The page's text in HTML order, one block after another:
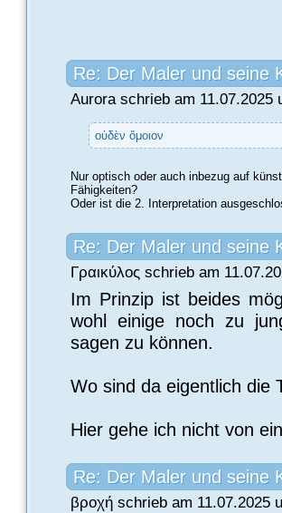
Re: Der Maler und seine
Aurora schrieb am 11.07.2025
οὑδὲν ὅμοιον
Nur optisch oder auch inbezug auf
Fähigkeiten?
Oder ist die 2. Interpretation
Re: Der Maler und seine
Γραικύλος schrieb am
Im Prinzip ist beides
wohl einige noch zu
sagen zu können.
Wo sind da eigentlich die
Hier gehe ich nicht von
Re: Der Maler und seine
βροχή schrieb am 11.07.2025